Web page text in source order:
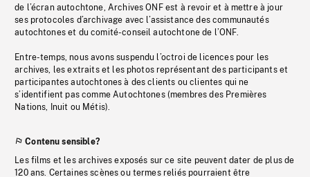
de l’écran autochtone, Archives ONF est à revoir et à mettre à jour
ses protocoles d’archivage avec l’assistance des communautés
autochtones et du comité-conseil autochtone de l’ONF.
Entre-temps, nous avons suspendu l’octroi de licences pour les
archives, les extraits et les photos représentant des participants et
participantes autochtones à des clients ou clientes qui ne
s’identifient pas comme Autochtones (membres des Premières
Nations, Inuit ou Métis).
Contenu sensible?
Les films et les archives exposés sur ce site peuvent dater de plus de
120 ans. Certaines scènes ou termes reliés pourraient être